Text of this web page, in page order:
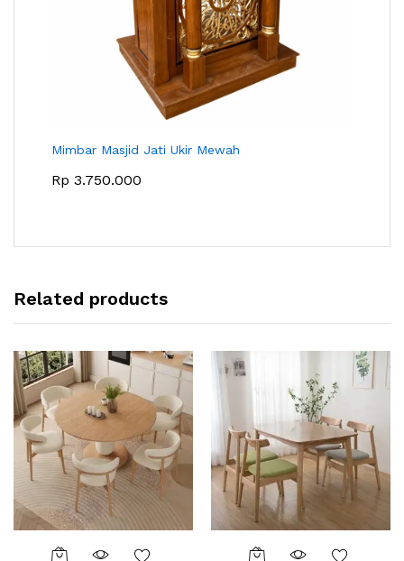
Mimbar Masjid Jati Ukir Mewah
Rp 3.750.000
Related products